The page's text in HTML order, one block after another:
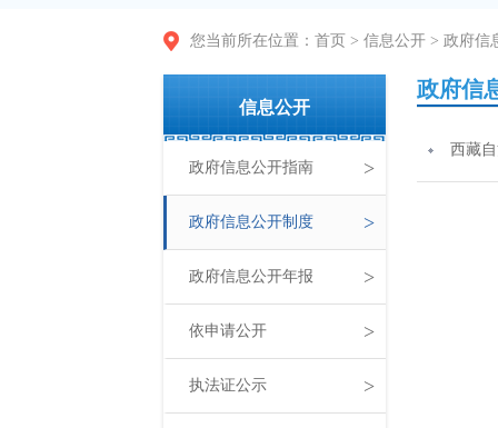
您当前所在位置： 首页 > 信息公开 > 政府信
信息公开
政府信息公开指南 >
政府信息公开制度 >
政府信息公开年报 >
依申请公开 >
执法证公示 >
政府信
西藏